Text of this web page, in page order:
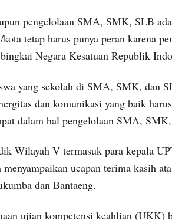
pengelolaan SMA, SMK, SLB
tetap harus punya peran karena
Negara Kesatuan Republik
yang sekolah di SMA, SMK, dan
dan komunikasi yang baik
dalam hal pengelolaan SMA,
Wilayah V termasuk para kepala
ucapan terima kasih
dan Bantaeng.
ujian kompetensi keahlian